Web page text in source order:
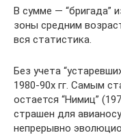
В сумме — “бригада”
зоны средним
вся статистика.
Без учета
1980-90х гг. Самым
остается “Нимиц”
страшен для
непрерывно